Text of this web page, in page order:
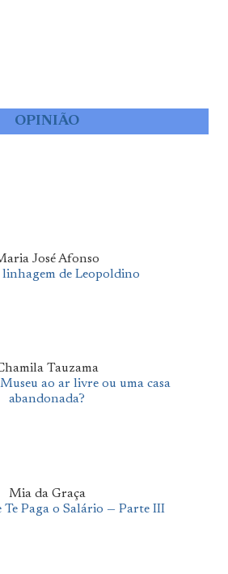
OPINIÃO
José Afonso
linhagem de Leopoldino
Tauzama
ao ar livre ou uma casa
abandonada?
Mia da Graça
Te Paga o Salário — Parte III